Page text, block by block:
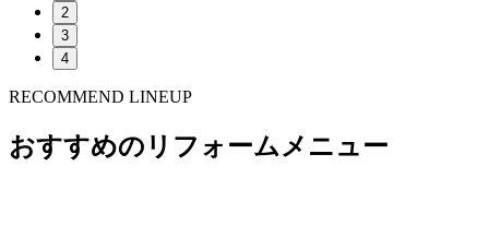
2
3
4
RECOMMEND LINEUP
おすすめのリフォームメニュー